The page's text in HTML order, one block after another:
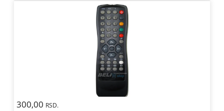
300,00 RSD.